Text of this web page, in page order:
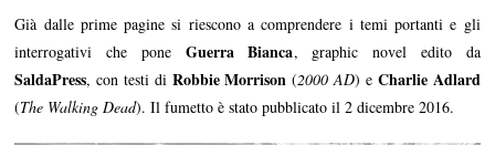
Già dalle prime pagine si riescono a comprendere i temi portanti e gli
interrogativi che pone Guerra Bianca, graphic novel edito da
SaldaPress, con testi di Robbie Morrison (2000 AD) e Charlie Adlard
(The Walking Dead). Il fumetto è stato pubblicato il 2 dicembre 2016.